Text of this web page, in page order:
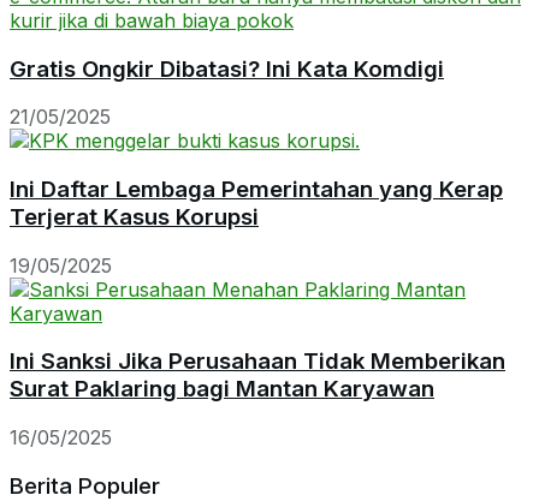
Gratis Ongkir Dibatasi? Ini Kata Komdigi
21/05/2025
Ini Daftar Lembaga Pemerintahan yang Kerap
Terjerat Kasus Korupsi
19/05/2025
Ini Sanksi Jika Perusahaan Tidak Memberikan
Surat Paklaring bagi Mantan Karyawan
16/05/2025
Berita Populer